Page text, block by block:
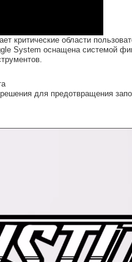
критические области
System оснащена системой
для предотвращения